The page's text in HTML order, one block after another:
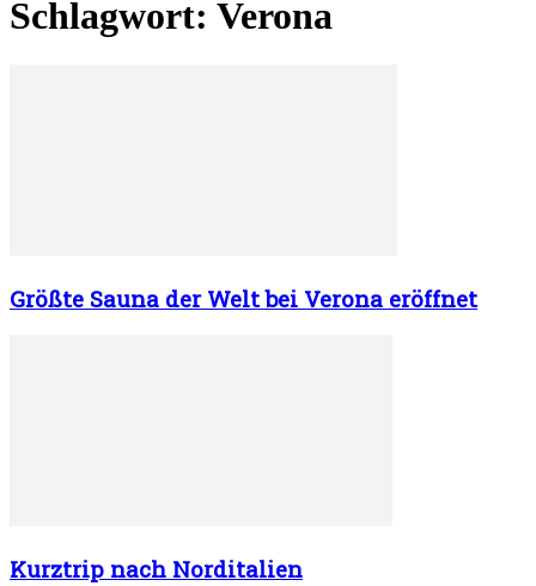
Schlagwort: Verona
Größte Sauna der Welt bei Verona eröffnet
Kurztrip nach Norditalien